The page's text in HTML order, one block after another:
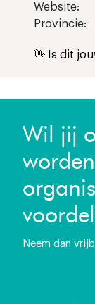
Website:
Provincie:
👋 Is dit
Wil jij
Neem dan